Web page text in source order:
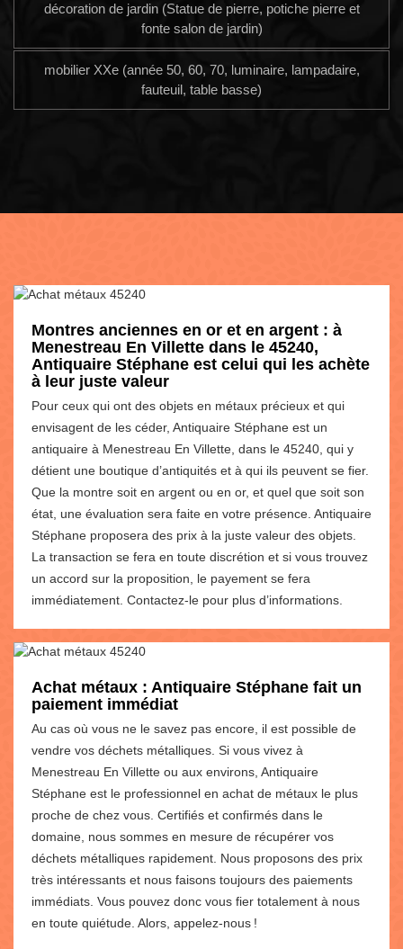
décoration de jardin (Statue de pierre, potiche pierre et
fonte salon de jardin)
mobilier XXe (année 50, 60, 70, luminaire, lampadaire,
fauteuil, table basse)
Montres anciennes en or et en argent : à
Menestreau En Villette dans le 45240,
Antiquaire Stéphane est celui qui les achète
à leur juste valeur
Pour ceux qui ont des objets en métaux précieux et qui
envisagent de les céder, Antiquaire Stéphane est un
antiquaire à Menestreau En Villette, dans le 45240, qui y
détient une boutique d’antiquités et à qui ils peuvent se fier.
Que la montre soit en argent ou en or, et quel que soit son
état, une évaluation sera faite en votre présence. Antiquaire
Stéphane proposera des prix à la juste valeur des objets.
La transaction se fera en toute discrétion et si vous trouvez
un accord sur la proposition, le payement se fera
immédiatement. Contactez-le pour plus d’informations.
Achat métaux : Antiquaire Stéphane fait un
paiement immédiat
Au cas où vous ne le savez pas encore, il est possible de
vendre vos déchets métalliques. Si vous vivez à
Menestreau En Villette ou aux environs, Antiquaire
Stéphane est le professionnel en achat de métaux le plus
proche de chez vous. Certifiés et confirmés dans le
domaine, nous sommes en mesure de récupérer vos
déchets métalliques rapidement. Nous proposons des prix
très intéressants et nous faisons toujours des paiements
immédiats. Vous pouvez donc vous fier totalement à nous
en toute quiétude. Alors, appelez-nous !